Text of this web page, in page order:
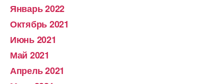
Январь 2022
Октябрь 2021
Июнь 2021
Май 2021
Апрель 2021